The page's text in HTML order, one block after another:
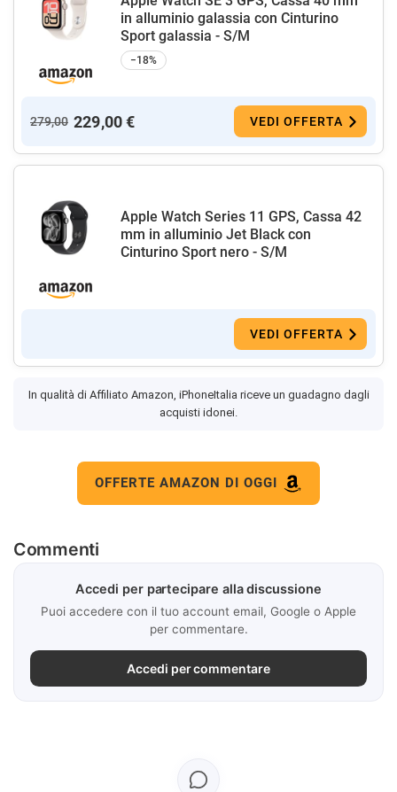
in alluminio galassia con Cinturino
Sport galassia - S/M
−18%
279,00 229,00 € VEDI OFFERTA
Apple Watch Series 11 GPS, Cassa 42
mm in alluminio Jet Black con
Cinturino Sport nero - S/M
VEDI OFFERTA
In qualità di Affiliato Amazon, iPhoneItalia riceve un guadagno dagli
acquisti idonei.
OFFERTE AMAZON DI OGGI
Commenti
Accedi per partecipare alla discussione
Puoi accedere con il tuo account email, Google o Apple
per commentare.
Accedi per commentare